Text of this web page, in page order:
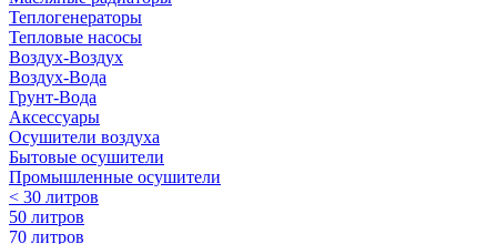
Теплогенераторы
Тепловые насосы
Воздух-Воздух
Воздух-Вода
Грунт-Вода
Аксессуары
Осушители воздуха
Бытовые осушители
Промышленные осушители
< 30 литров
50 литров
70 литров